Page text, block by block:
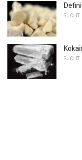
SUCHT
SUCHT